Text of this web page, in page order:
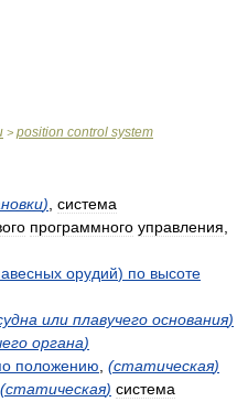
> position control system
) система
программного управления
орудий) по высоте
или плавучего основания)
органа)
положению (статическая)
(статическая) система